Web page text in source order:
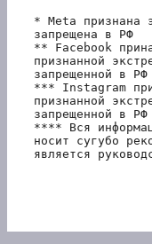
* Meta признана
запрещена в РФ
** Facebook
признанной
запрещенной в РФ
*** Instagram
признанной
запрещенной в РФ
**** Вся
носит сугубо
является